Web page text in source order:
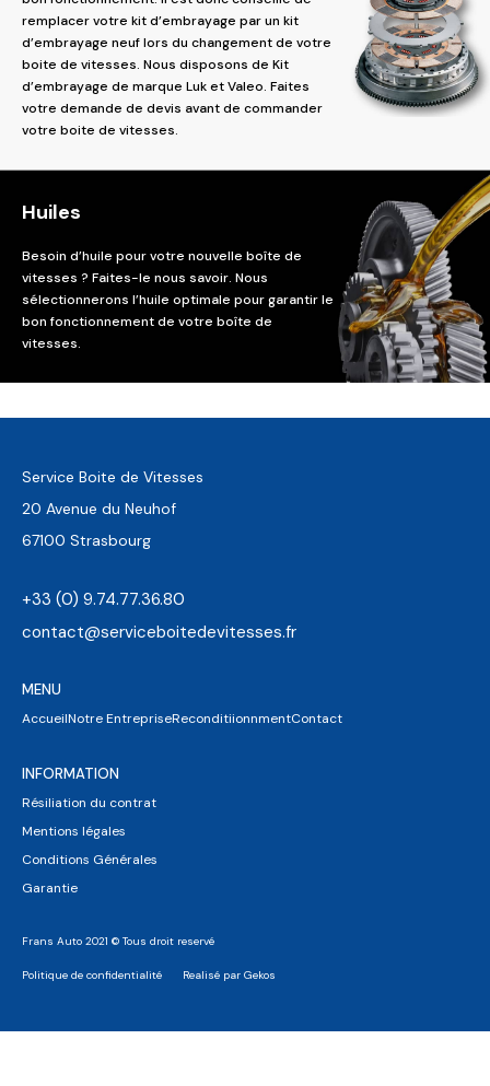
remplacer votre kit d’embrayage par un kit
d’embrayage neuf lors du changement de votre
boite de vitesses. Nous disposons de Kit
d’embrayage de marque Luk et Valeo. Faites
votre demande de devis avant de commander
votre boite de vitesses.
Huiles
Besoin d’huile pour votre nouvelle boîte de
vitesses ? Faites-le nous savoir. Nous
sélectionnerons l’huile optimale pour garantir le
bon fonctionnement de votre boîte de
vitesses.
Service Boite de Vitesses
20 Avenue du Neuhof
67100 Strasbourg
+33 (0) 9.74.77.36.80
contact@serviceboitedevitesses.fr
MENU
AccueilNotre EntrepriseReconditiionnmentContact
INFORMATION
Résiliation du contrat
Mentions légales
Conditions Générales
Garantie
Frans Auto 2021 © Tous droit reservé
Politique de confidentialité Realisé par Gekos